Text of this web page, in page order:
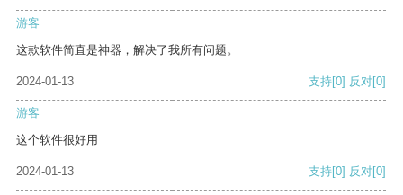
游客
这款软件简直是神器，解决了我所有问题。
2024-01-13 支持[0] 反对[0]
游客
这个软件很好用
2024-01-13 支持[0] 反对[0]